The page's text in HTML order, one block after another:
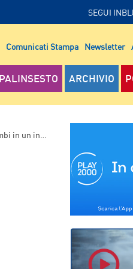
SEGUI
Comunicati Stampa Newsletter
PALINSESTO ARCHIVIO
incendio